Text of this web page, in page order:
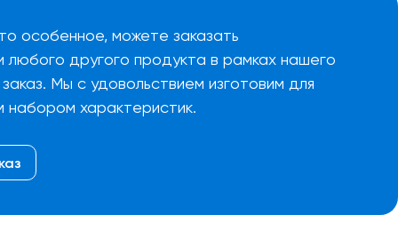
особенное, можете заказать
любого другого продукта в рамках нашего
Мы с удовольствием изготовим для
характеристик.